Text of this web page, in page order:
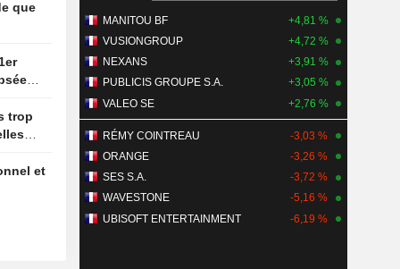
MANITOU BF
+4,81 %
VUSIONGROUP
+4,72 %
NEXANS
+3,91 %
PUBLICIS GROUPE S.A.
+3,05 %
VALEO SE
+2,76 %
RÉMY COINTREAU
-3,03 %
ORANGE
-3,26 %
SES S.A.
-3,72 %
WAVESTONE
-5,16 %
UBISOFT ENTERTAINMENT
-6,19 %